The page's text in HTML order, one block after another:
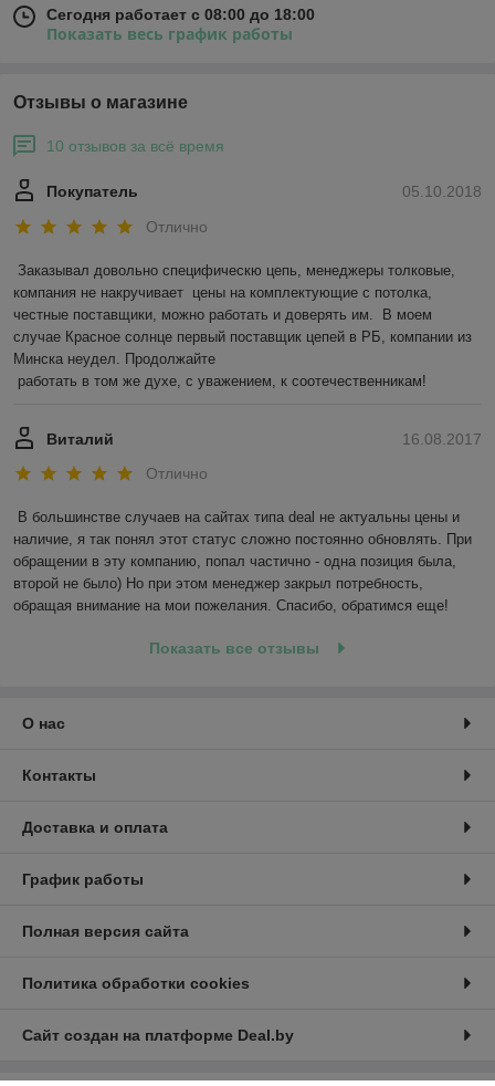
Сегодня работает с 08:00 до 18:00
Показать весь график работы
Отзывы о магазине
10 отзывов за всё время
05.10.2018
Покупатель
Отлично
Заказывал довольно специфическю цепь, менеджеры толковые,
компания не накручивает  цены на комплектующие с потолка,
честные поставщики, можно работать и доверять им.  В моем
случае Красное солнце первый поставщик цепей в РБ, компании из
Минска неудел. Продолжайте
работать в том же духе, с уважением, к соотечественникам!
16.08.2017
Виталий
Отлично
В большинстве случаев на сайтах типа deal не актуальны цены и
наличие, я так понял этот статус сложно постоянно обновлять. При
обращении в эту компанию, попал частично - одна позиция была,
второй не было) Но при этом менеджер закрыл потребность,
обращая внимание на мои пожелания. Спасибо, обратимся еще!
Показать все отзывы
О нас
Контакты
Доставка и оплата
График работы
Полная версия сайта
Политика обработки cookies
Сайт создан на платформе Deal.by